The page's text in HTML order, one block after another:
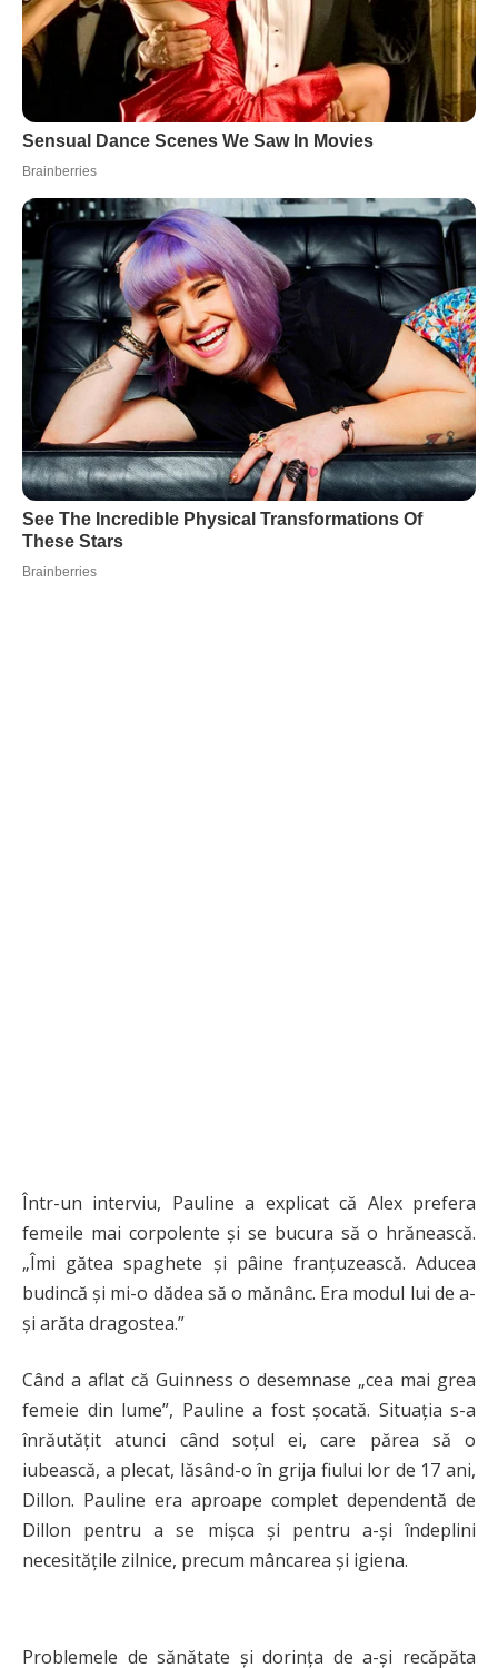
Într-un interviu, Pauline a explicat că Alex prefera
femeile mai corpolente și se bucura să o hrănească.
„Îmi gătea spaghete și pâine franțuzească. Aducea
budincă și mi-o dădea să o mănânc. Era modul lui de a-
și arăta dragostea.”
Când a aflat că Guinness o desemnase „cea mai grea
femeie din lume”, Pauline a fost șocată. Situația s-a
înrăutățit atunci când soțul ei, care părea să o
iubească, a plecat, lăsând-o în grija fiului lor de 17 ani,
Dillon. Pauline era aproape complet dependentă de
Dillon pentru a se mișca și pentru a-și îndeplini
necesitățile zilnice, precum mâncarea și igiena.
Problemele de sănătate și dorința de a-și recăpăta